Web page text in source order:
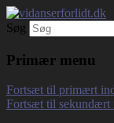
Søg
Primær menu
Fortsæt til primært
Fortsæt til sekundært